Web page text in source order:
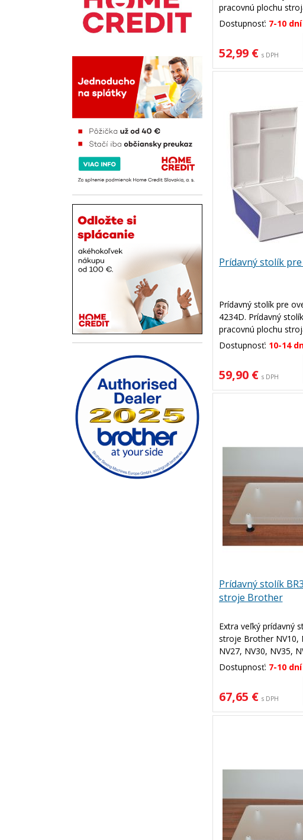
pracovnú plochu
manipuláciu s
Dostupnosť: 7-10 dní
52,99 € s DPH
Prídavný stolík
Prídavný stolík pre
4234D. Prídavný
pracovnú plochu
manipuláciu s
Dostupnosť: 10-14
59,90 € s DPH
Prídavný stolík
stroje Brother
Extra veľký prídavný
stroje Brother NV10,
NV27, NV30, NV35,
M280D, A16, A50,
Dostupnosť: 7-10 dní
67,65 € s DPH